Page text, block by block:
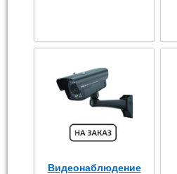
Видеонаблюдение